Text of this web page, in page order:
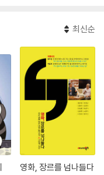
최신순
영화, 장르를 넘나들다